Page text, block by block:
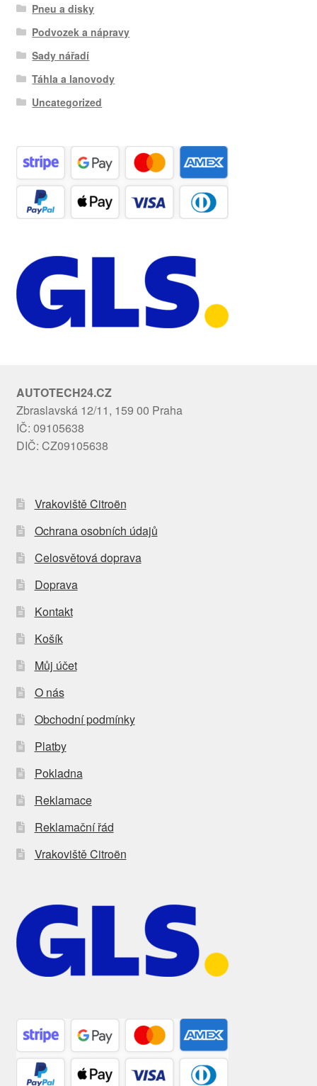
Pneu a disky
Podvozek a nápravy
Sady nářadí
Táhla a lanovody
Uncategorized
AUTOTECH24.CZ
Zbraslavská 12/11, 159 00 Praha
IČ: 09105638
DIČ: CZ09105638
Vrakoviště Citroën
Ochrana osobních údajů
Celosvětová doprava
Doprava
Kontakt
Košík
Můj účet
O nás
Obchodní podmínky
Platby
Pokladna
Reklamace
Reklamační řád
Vrakoviště Citroën